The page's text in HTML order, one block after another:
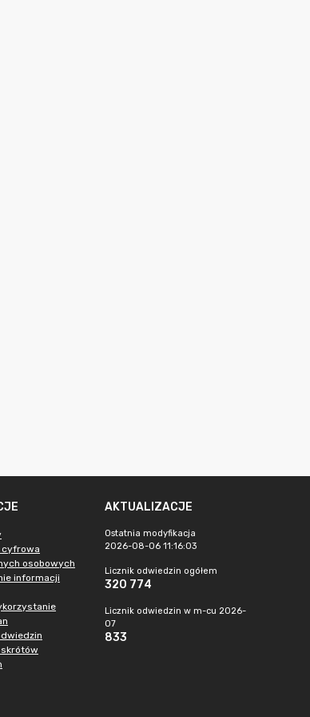
cyfrowa
osobowych
informacji
skrótów
AKTUALIZACJE
Ostatnia modyfikacja
2026-08-06 11:16:03
Licznik odwiedzin ogółem
320 774
Licznik odwiedzin w m-cu 2026-
07
833